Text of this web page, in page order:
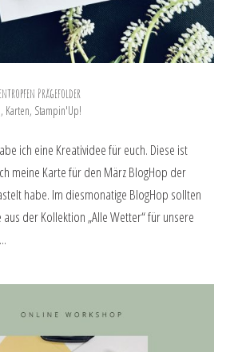
Prägefolder
, Karten, Stampin'Up!
ich eine Kreatividee für euch. Diese ist
meine Karte für den März BlogHop der
habe. Im diesmonatige BlogHop sollten
der Kollektion „Alle Wetter“ für unsere